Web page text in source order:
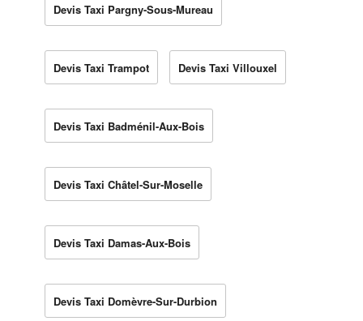
Devis Taxi Pargny-Sous-Mureau
Devis Taxi Trampot Devis Taxi Villouxel
Devis Taxi Badménil-Aux-Bois
Devis Taxi Châtel-Sur-Moselle
Devis Taxi Damas-Aux-Bois
Devis Taxi Domèvre-Sur-Durbion